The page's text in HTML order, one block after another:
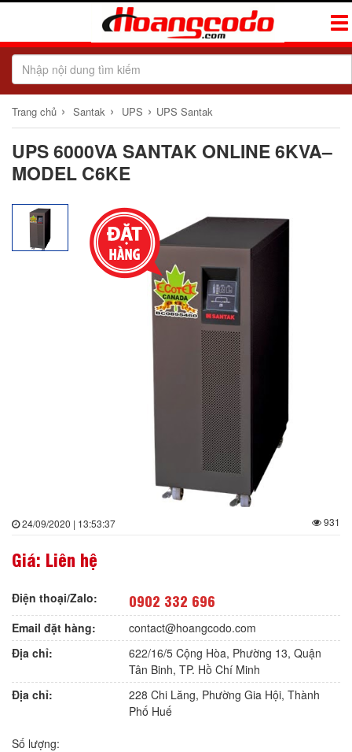
Trang chủ › Santak › UPS › UPS Santak
UPS 6000VA SANTAK ONLINE 6KVA–
MODEL C6KE
24/09/2020 | 13:53:37 931
Giá: Liên hệ
Điện thoại/Zalo: 0902 332 696
Email đặt hàng:
contact@hoangcodo.com
Địa chỉ:
622/16/5 Cộng Hòa, Phường 13, Quận
Tân Binh, TP. Hồ Chí Minh
Địa chỉ:
228 Chi Lăng, Phường Gia Hội, Thành
Phố Huế
Số lượng: